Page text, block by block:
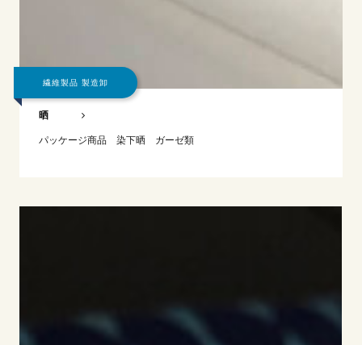
繊維製品 製造卸
晒
パッケージ商品 染下晒 ガーゼ類